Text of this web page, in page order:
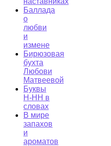
Баллада
о
любви
и
измене
Бирюзовая
бухта
Любови
Матвеевой
Буквы
Н-НН в
словах
В мире
запахов
и
ароматов